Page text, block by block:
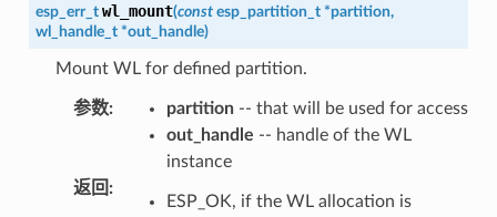
esp_err_t wl_mount(const esp_partition_t *partition,
wl_handle_t *out_handle)
Mount WL for defined partition.
参数: partition-- that will be used for access
out_handle -- handle of the WL
instance
返回 :
ESP_OK, if the WL allocation is